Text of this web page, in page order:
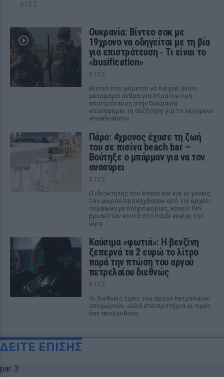
ΧΤΕΣ
Ουκρανία: Βίντεο σοκ με
19χρονο να οδηγείται με τη βία
για επιστράτευση ‑ Τι είναι το
«busification»
ΧΤΕΣ
Βίντεο που φέρεται να δείχνει βίαιη
μεταφορά άνδρα για στρατιωτική
επιστράτευση στην Ουκρανία
επαναφέρει τη συζήτηση για το λεγόμενο
«busification».
Πάρο: 4χρονος έχασε τη ζωή
του σε πισίνα beach bar –
Βούτηξε ο μπάρμαν για να τον
ανασύρει
ΧΤΕΣ
Ο ιδιοκτήτης του beach bar και οι γονείς
του μικρού προσήχθησαν από τις αρχές -
σύμφωνα με πληροφορίες, κανείς δεν
βρισκόταν κοντά στο παιδί εκείνη την
ώρα
Καύσιμα «φωτιά»: Η βενζίνη
ξεπερνά τα 2 ευρώ το λίτρο
παρά την πτώση του αργού
πετρελαίου διεθνώς
ΧΤΕΣ
Οι διεθνείς τιμές του αργού πετρελαίου
υποχωρούν, αλλά στα πρατήρια οι τιμές
δεν ακολουθούν
ΔΕΙΤΕ ΕΠΙΣΗΣ
par: 3